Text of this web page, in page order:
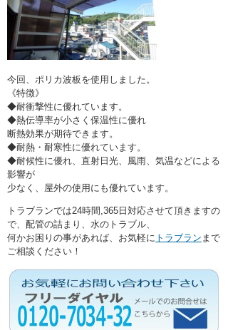
今回、ポリカ波板を使用しました。
《特徴》
◆耐衝撃性に優れています。
◆熱伝導率が小さく保温性に優れ
断熱効果が期待できます。
◆耐熱・耐寒性に優れています。
◆耐候性に優れ、直射日光、風雨、気温などによる
影響が
少なく、屋外の使用にも優れています。
トラブランでは24時間,365日対応させて頂きますの
で、配管の詰まり、水のトラブル、
何かお困りの事があれば、お気軽に トラブラン まで
ご相談ください！